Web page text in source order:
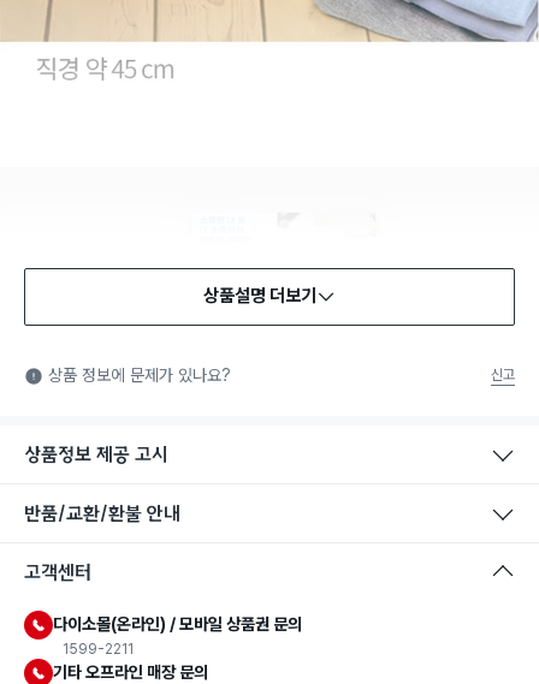
상품설명 더보기
상품 정보에 문제가 있나요? 신고
상품정보 제공 고시
반품/교환/환불 안내
고객센터
다이소몰(온라인) / 모바일 상품권 문의
1599-2211
기타 오프라인 매장 문의